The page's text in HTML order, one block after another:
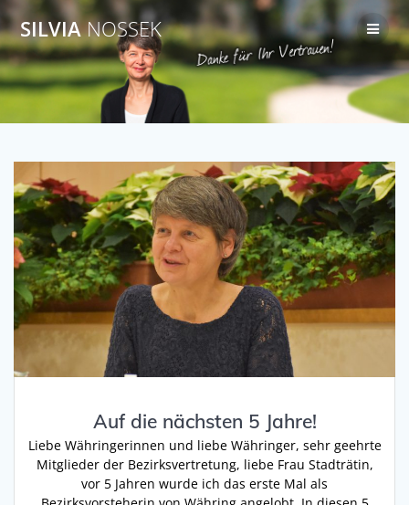
Zum
Inhalt
springen
SILVIANOSSEK
Auf die nächsten 5 Jahre!
Liebe Währingerinnen und liebe Währinger, sehr geehrte
Mitglieder der Bezirksvertretung, liebe Frau Stadträtin,
vor 5 Jahren wurde ich das erste Mal als